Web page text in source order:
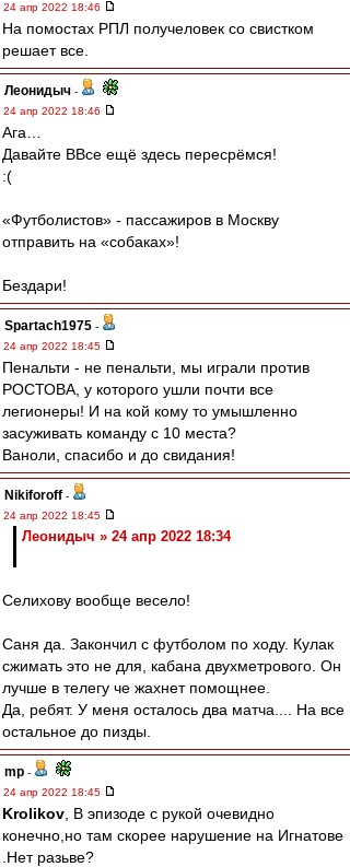
24 апр 2022 18:46
На помостах РПЛ получеловек со свистком
решает все.
Леонидыч -
24 апр 2022 18:46
Ага…
Давайте ВВсе ещё здесь пересрёмся!
:(
«Футболистов» - пассажиров в Москву
отправить на «собаках»!
Бездари!
Spartach1975 -
24 апр 2022 18:45
Пенальти - не пенальти, мы играли против
РОСТОВА, у которого ушли почти все
легионеры! И на кой кому то умышленно
засуживать команду с 10 места?
Ваноли, спасибо и до свидания!
Nikiforoff -
24 апр 2022 18:45
Леонидыч » 24 апр 2022 18:34
Селихову вообще весело!
Саня да. Закончил с футболом по ходу. Кулак
сжимать это не для, кабана двухметрового. Он
лучше в телегу че жахнет помощнее.
Да, ребят. У меня осталось два матча.... На все
остальное до пизды.
mp -
24 апр 2022 18:45
Krolikov , В эпизоде с рукой очевидно
конечно,но там скорее нарушение на Игнатове
.Нет разьве?